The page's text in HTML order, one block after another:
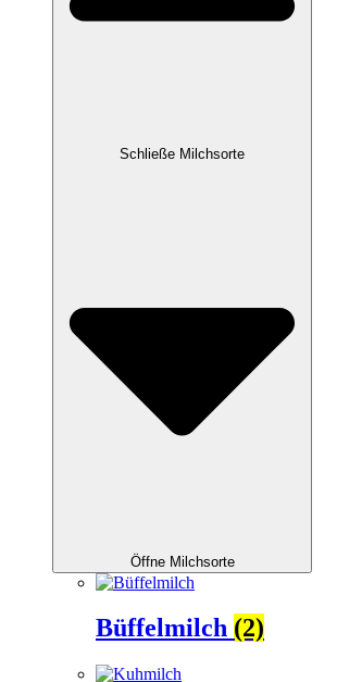
Schließe Milchsorte
Öffne Milchsorte
Büffelmilch (2)